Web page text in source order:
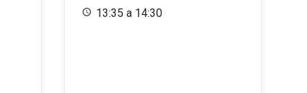
13:35 a 14:30